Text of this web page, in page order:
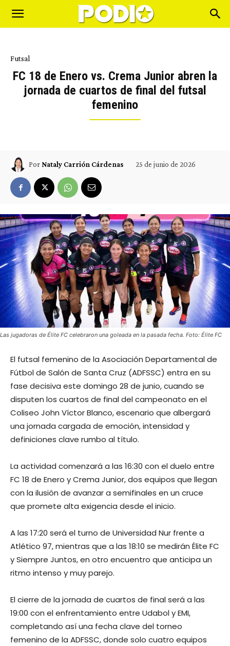
Futsal
FC 18 de Enero vs. Crema Junior abren la
jornada de cuartos de final del futsal
femenino
Por Nataly Carrión Cárdenas 25 de junio de 2026
Las jugadoras de Élite FC celebraron una goleada en la pasada fecha. Foto: Élite FC
El futsal femenino de la Asociación Departamental de
Fútbol de Salón de Santa Cruz (ADFSSC) entra en su
fase decisiva este domingo 28 de junio, cuando se
disputen los cuartos de final del campeonato en el
Coliseo John Víctor Blanco, escenario que albergará
una jornada cargada de emoción, intensidad y
definiciones clave rumbo al título.
La actividad comenzará a las 16:30 con el duelo entre
FC 18 de Enero y Crema Junior, dos equipos que llegan
con la ilusión de avanzar a semifinales en un cruce
que promete alta exigencia desde el inicio.
A las 17:20 será el turno de Universidad Nur frente a
Atlético 97, mientras que a las 18:10 se medirán Élite FC
y Siempre Juntos, en otro encuentro que anticipa un
ritmo intenso y muy parejo.
El cierre de la jornada de cuartos de final será a las
19:00 con el enfrentamiento entre Udabol y EMI,
completando así una fecha clave del torneo
femenino de la ADFSSC, donde solo cuatro equipos